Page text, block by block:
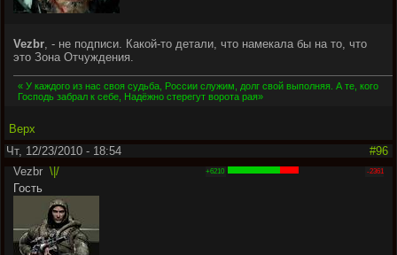
Vezbr , - не подписи. Какой-то детали, что намекала бы на то, что
это Зона Отчуждения.
« У каждого из нас своя судьба, России служим, долг свой выполняя. А те, кого
Господь забрал к себе, Надёжно стерегут ворота рая»
Верх
Чт, 12/23/2010 - 18:54
#96
Vezbr \|/
Гость
+6210 -2361